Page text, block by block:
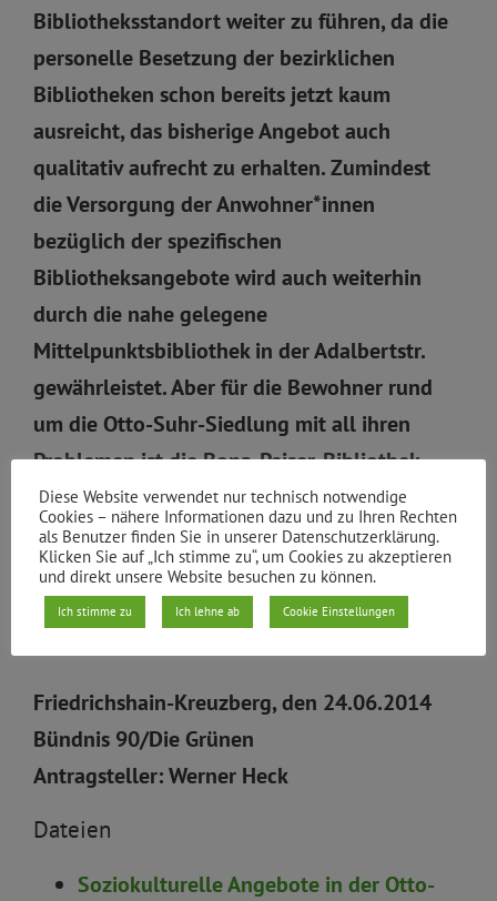
Bibliotheksstandort weiter zu führen, da die
personelle Besetzung der bezirklichen
Bibliotheken schon bereits jetzt kaum
ausreicht, das bisherige Angebot auch
qualitativ aufrecht zu erhalten. Zumindest
die Versorgung der Anwohner*innen
bezüglich der spezifischen
Bibliotheksangebote wird auch weiterhin
durch die nahe gelegene
Mittelpunktsbibliothek in der Adalbertstr.
gewährleistet. Aber für die Bewohner rund
um die Otto-Suhr-Siedlung mit all ihren
Problemen ist die Bona-Peiser-Bibliothek
weitaus mehr als nur ein Ort zum Lesen und
Ausleihen von Büchern. „Er ist auch ein
Treffpunkt, gerade für Leute, die sich aus
finanziellen Gründen viele andere Angebote
Friedrichshain-Kreuzberg, den 24.06.2014
Bündnis 90/Die Grünen
Antragsteller: Werner Heck
Dateien
Soziokulturelle Angebote in der Otto-
Diese Website verwendet nur technisch notwendige
Cookies – nähere Informationen dazu und zu Ihren Rechten
als Benutzer finden Sie in unserer Datenschutzerklärung.
Klicken Sie auf „Ich stimme zu“, um Cookies zu akzeptieren
und direkt unsere Website besuchen zu können.
Ich stimme zu Ich lehne ab Cookie Einstellungen